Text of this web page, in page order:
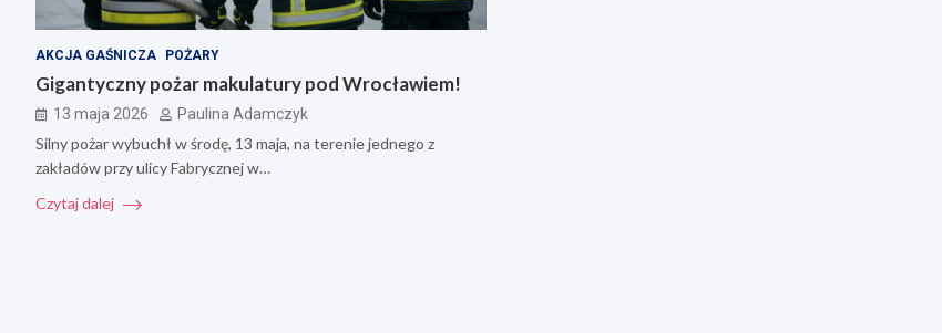
AKCJA GAŚNICZA POŻARY
Gigantyczny pożar makulatury pod Wrocławiem!
13 maja 2026 Paulina Adamczyk
Silny pożar wybuchł w środę, 13 maja, na terenie jednego z
zakładów przy ulicy Fabrycznej w…
Czytaj dalej